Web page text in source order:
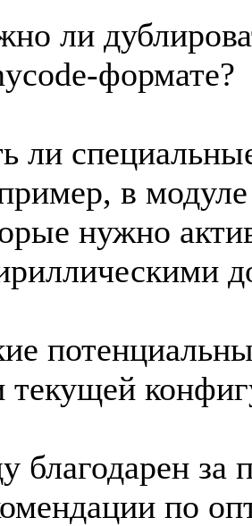
ли
ли
в
нужно
текущей
благодарен за
по